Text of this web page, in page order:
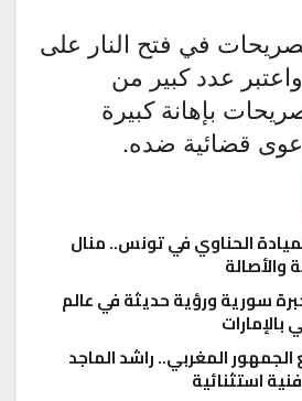
في فتح النار على
واعتبر عدد كبير من
بإهانة كبيرة
قضائية ضده.
الحناوي في تونس.. منال
والأصالة
سورية ورؤية حديثة في عالم
بالإمارات
المغربي.. راشد الماجد
استثنائية